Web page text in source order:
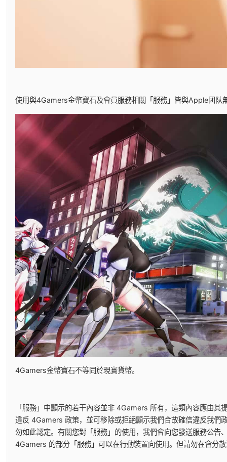
使用與4Gamers金幣寶石及會員服務相關「服務」皆與Apple团队
4Gamers金幣寶石不等同於現實貨幣。
「服務」中顯示的若干內容並非 4Gamers 所有，這類內容應由
違反 4Gamers 政策，並可移除或拒絕顯示我們合故確信違反我們
勿如此認定。有關您對「服務」的使用，我們會向您發送服務公
4Gamers 的部分「服務」可以在行動裝置向使用。但請勿在會分